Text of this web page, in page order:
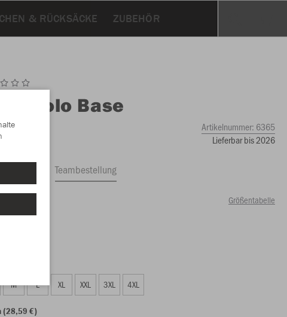
& RÜCKSÄCKE ZUBEHÖR
Polo Base
Artikelnummer: 6365
Lieferbar bis 2026
Teambestellung
Größentabelle
(25,59 €)
M L XL XXL 3XL 4XL
(28,59 €)